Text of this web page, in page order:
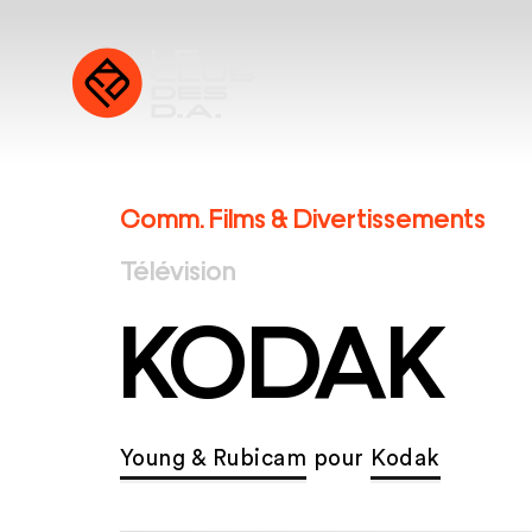
Comm. Films & Divertissements
Télévision
KODAK
Young & Rubicam pour Kodak